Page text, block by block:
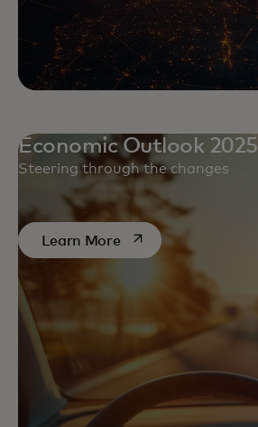
Economic Outlook 2025
Steering through the changes
Learn Moreopens in a new tab